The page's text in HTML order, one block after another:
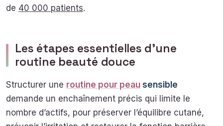
de 40 000 patients.
Les étapes essentielles d’une
routine beauté douce
Structurer une routine pour peau sensible
demande un enchaînement précis qui limite le
nombre d’actifs, pour préserver l’équilibre cutané,